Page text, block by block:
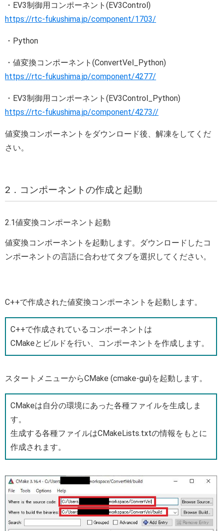
・EV3制御用コンポーネント(EV3Control)
https://rtc-fukushima.jp/component/1703/
・Python
・値変換コンポーネント(ConvertVel_Python)
https://rtc-fukushima.jp/component/4277/
・EV3制御用コンポーネント(EV3Control_Python)
https://rtc-fukushima.jp/component/4273//
値変換コンポーネントをダウンロード後、解凍をしてくだ
さい。
2．コンポーネントの作成と起動
2.1値変換コンポーネント起動
値変換コンポーネントを起動します。ダウンロードしたコ
ンポーネントの言語に合わせてタブを選択してください。
C++で作成された値変換コンポーネントを起動します。
C++で作成されているコンポーネントは
CMakeとビルドを行い、コンポーネントを作成します。
スタートメニューからCMake (cmake-gui)を起動します。
CMakeは自分の環境にあった各種ファイルを生成しま
す。
生成する各種ファイルはCMakeLists.txtの情報をもとに
作成されます。